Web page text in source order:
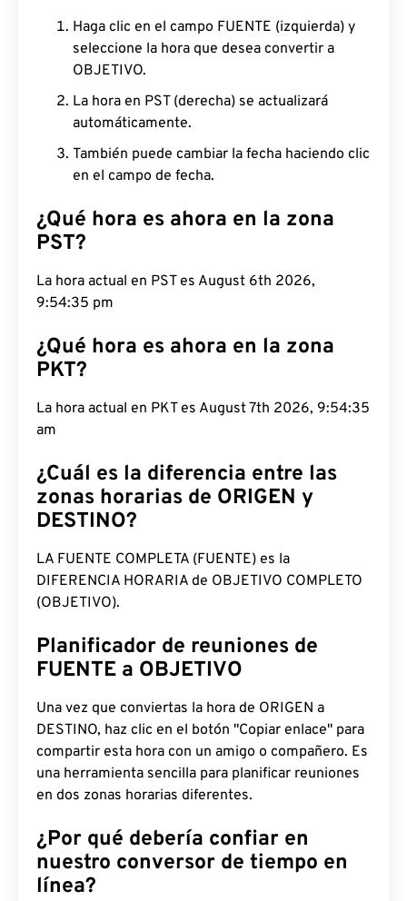
Haga clic en el campo FUENTE (izquierda) y
seleccione la hora que desea convertir a
OBJETIVO.
La hora en PST (derecha) se actualizará
automáticamente.
También puede cambiar la fecha haciendo clic
en el campo de fecha.
¿Qué hora es ahora en la zona
PST?
La hora actual en PST es August 6th 2026,
9:54:36 pm
¿Qué hora es ahora en la zona
PKT?
La hora actual en PKT es August 7th 2026, 9:54:36
am
¿Cuál es la diferencia entre las
zonas horarias de ORIGEN y
DESTINO?
LA FUENTE COMPLETA (FUENTE) es la
DIFERENCIA HORARIA de OBJETIVO COMPLETO
(OBJETIVO).
Planificador de reuniones de
FUENTE a OBJETIVO
Una vez que conviertas la hora de ORIGEN a
DESTINO, haz clic en el botón "Copiar enlace" para
compartir esta hora con un amigo o compañero. Es
una herramienta sencilla para planificar reuniones
en dos zonas horarias diferentes.
¿Por qué debería confiar en
nuestro conversor de tiempo en
línea?